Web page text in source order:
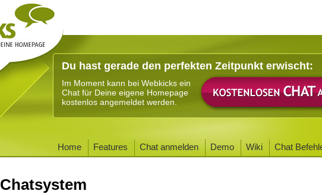
Du hast gerade den perfekten Zeitpunkt erwischt:
Im Moment kann bei Webkicks ein
Chat für Deine eigene Homepage
kostenlos angemeldet werden.
Home Features Chat anmelden Demo Wiki Chat
Chatsystem